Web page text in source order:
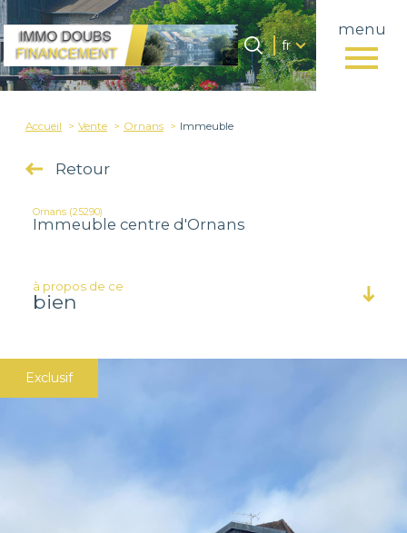
menu
Langue
fr
Accueil 0 Langue
fr
Accueil Vente Ornans Immeuble
Retour
Ornans (25290)
Immeuble centre d'Ornans
à propos de ce
bien
Exclusif